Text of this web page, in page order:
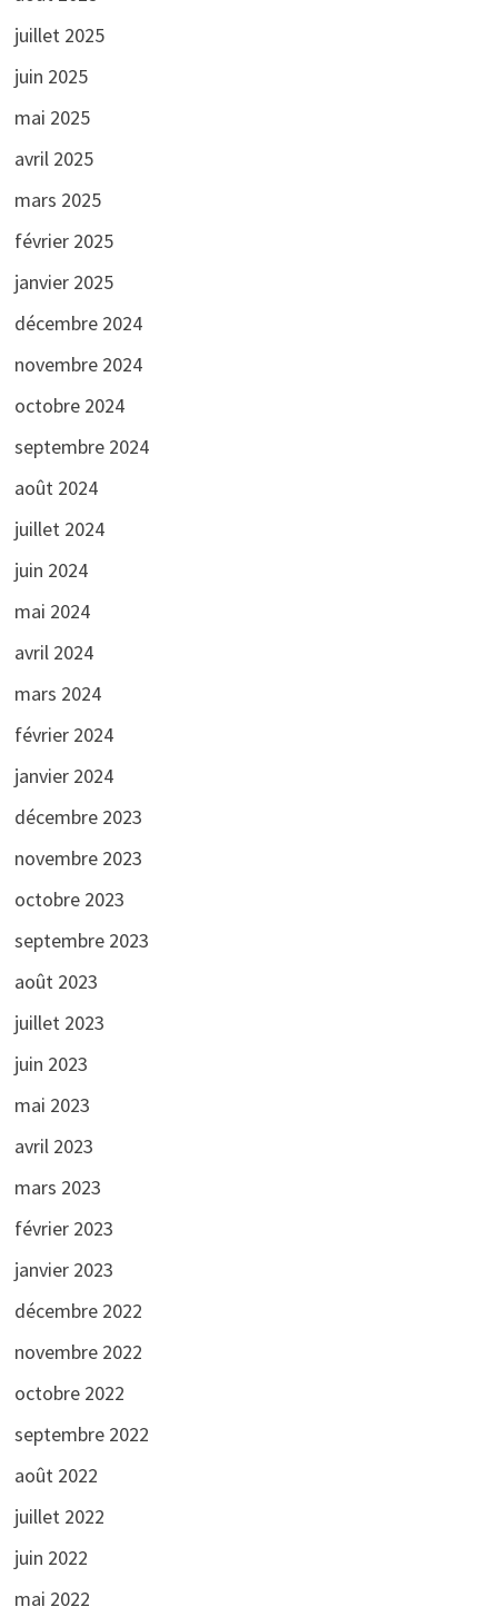
juillet 2025
juin 2025
mai 2025
avril 2025
mars 2025
février 2025
janvier 2025
décembre 2024
novembre 2024
octobre 2024
septembre 2024
août 2024
juillet 2024
juin 2024
mai 2024
avril 2024
mars 2024
février 2024
janvier 2024
décembre 2023
novembre 2023
octobre 2023
septembre 2023
août 2023
juillet 2023
juin 2023
mai 2023
avril 2023
mars 2023
février 2023
janvier 2023
décembre 2022
novembre 2022
octobre 2022
septembre 2022
août 2022
juillet 2022
juin 2022
mai 2022